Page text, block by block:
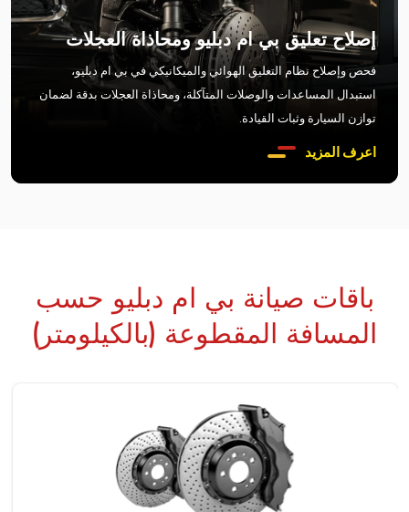
إصلاح تعليق بي ام دبليو ومحاذاة العجلات
فحص وإصلاح نظام التعليق الهوائي والميكانيكي في بي ام دبليو،
استبدال المساعدات والوصلات المتآكلة، ومحاذاة العجلات بدقة لضمان
توازن السيارة وثبات القيادة.
اعرف المزيد
باقات صيانة بي ام دبليو حسب
المسافة المقطوعة (بالكيلومتر)